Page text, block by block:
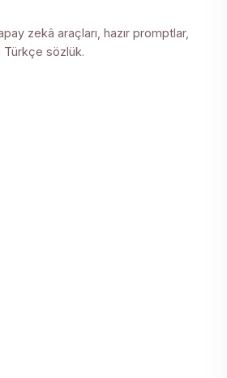
zekâ araçları, hazır promptlar,
Türkçe sözlük.